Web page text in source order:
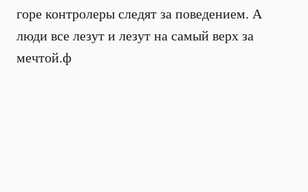
горе контролеры следят за поведением. А
люди все лезут и лезут на самый верх за
мечтой.ф